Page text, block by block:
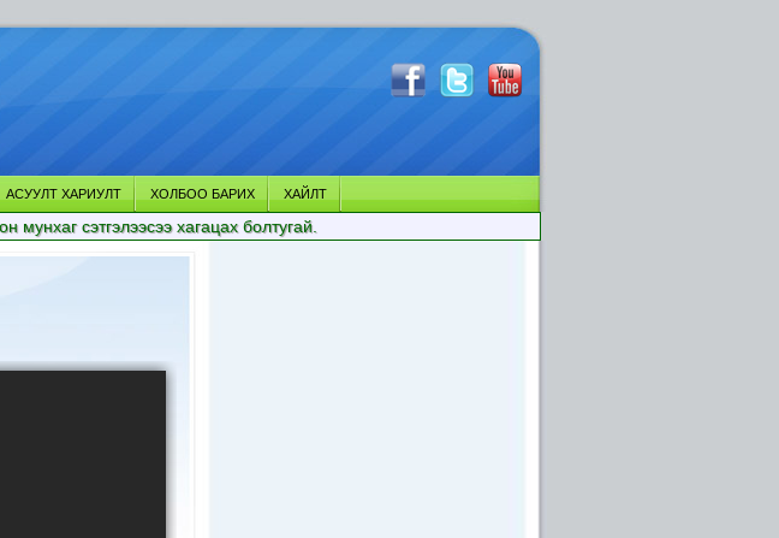
АСУУЛТ ХАРИУЛТ ХОЛБОО БАРИХ ХАЙЛТ
сэтгэлээсээ хагацах болтугай.